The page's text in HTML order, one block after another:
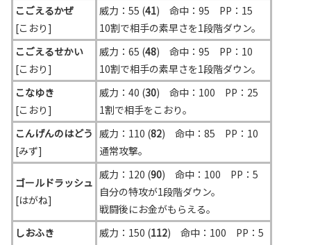
こごえるかぜ
[こおり]
威力：55 (41) 命中：95 PP：15
10割で相手の素早さを1段階ダウン。
こごえるせかい
[こおり]
威力：65 (48) 命中：95 PP：10
10割で相手の素早さを1段階ダウン。
こなゆき
[こおり]
威力：40 (30) 命中：100 PP：25
1割で相手をこおり。
こんげんのはどう
[みず]
威力：110 (82) 命中：85 PP：10
通常攻撃。
ゴールドラッシュ
[はがね]
威力：120 (90) 命中：100 PP：5
自分の特攻が1段階ダウン。
戦闘後にお金がもらえる。
しおふき
威力：150 (112) 命中：100 PP：5